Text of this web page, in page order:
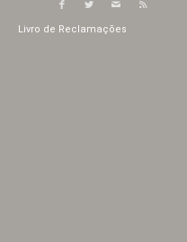
Livro de Reclamações